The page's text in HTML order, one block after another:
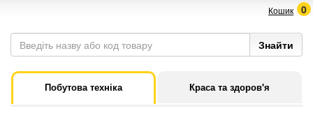
Кошик 0
Побутова техніка Краса та здоров'я